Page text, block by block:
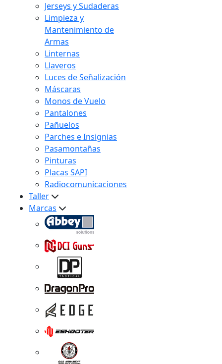
Jerseys y Sudaderas
Limpieza y
Mantenimiento de
Armas
Linternas
Llaveros
Luces de Señalización
Máscaras
Monos de Vuelo
Pantalones
Pañuelos
Parches e Insignias
Pasamontañas
Pinturas
Placas SAPI
Radiocomunicaciones
Taller
Marcas